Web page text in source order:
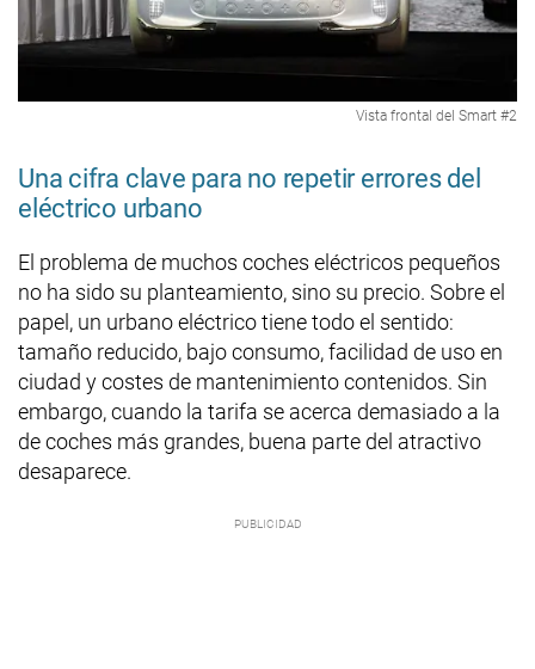
Vista frontal del Smart #2
Una cifra clave para no repetir errores del
eléctrico urbano
El problema de muchos coches eléctricos pequeños
no ha sido su planteamiento, sino su precio. Sobre el
papel, un urbano eléctrico tiene todo el sentido:
tamaño reducido, bajo consumo, facilidad de uso en
ciudad y costes de mantenimiento contenidos. Sin
embargo, cuando la tarifa se acerca demasiado a la
de coches más grandes, buena parte del atractivo
desaparece.